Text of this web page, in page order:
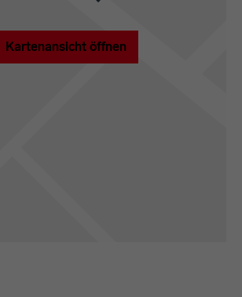
Kartenansicht öffnen
und Öffnungszeiten